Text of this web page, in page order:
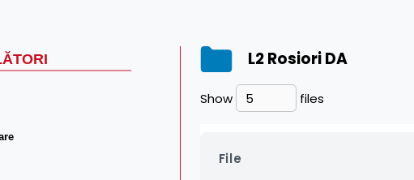
L2 Rosiori DA
Show files
File